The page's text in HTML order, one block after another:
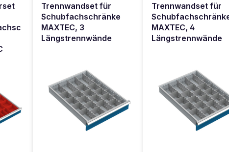
Trennwandset für
Schubfachschränke
MAXTEC, 3
Längstrennwände
Trennwandset für
MAXTEC, 4
Längstrennwände